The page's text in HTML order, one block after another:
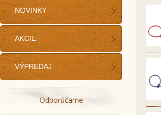
NOVINKY
AKCIE
VÝPREDAJ
Odporúčame